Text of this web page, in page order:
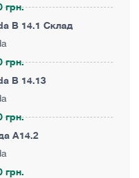
грн.
B 14.1 Склад
грн.
B 14.13
грн.
A14.2
грн.